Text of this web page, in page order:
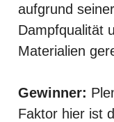
aufgrund
Dampfqualität
Materialien
Gewinner:
Faktor hier ist